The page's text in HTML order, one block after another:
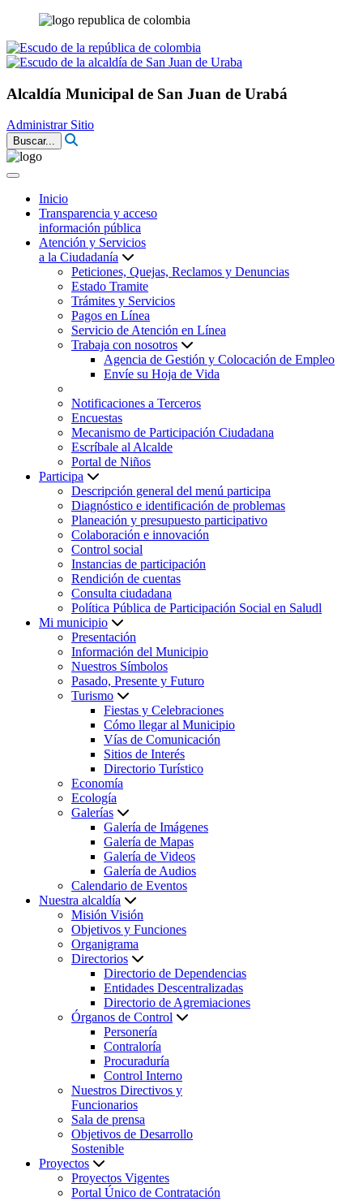
Alcaldía Municipal de San Juan de Urabá
Administrar Sitio
Buscar...
Inicio
Transparencia y acceso
información pública
Atención y Servicios
a la Ciudadanía
Peticiones, Quejas, Reclamos y Denuncias
Estado Tramite
Trámites y Servicios
Pagos en Línea
Servicio de Atención en Línea
Trabaja con nosotros
Agencia de Gestión y Colocación de Empleo
Envíe su Hoja de Vida
Notificaciones a Terceros
Encuestas
Mecanismo de Participación Ciudadana
Escríbale al Alcalde
Portal de Niños
Participa
Descripción general del menú participa
Diagnóstico e identificación de problemas
Planeación y presupuesto participativo
Colaboración e innovación
Control social
Instancias de participación
Rendición de cuentas
Consulta ciudadana
Política Pública de Participación Social en Saludl
Mi municipio
Presentación
Información del Municipio
Nuestros Símbolos
Pasado, Presente y Futuro
Turismo
Fiestas y Celebraciones
Cómo llegar al Municipio
Vías de Comunicación
Sitios de Interés
Directorio Turístico
Economía
Ecología
Galerías
Galería de Imágenes
Galería de Mapas
Galería de Videos
Galería de Audios
Calendario de Eventos
Nuestra alcaldía
Misión Visión
Objetivos y Funciones
Organigrama
Directorios
Directorio de Dependencias
Entidades Descentralizadas
Directorio de Agremiaciones
Órganos de Control
Personería
Contraloría
Procuraduría
Control Interno
Nuestros Directivos y
Funcionarios
Sala de prensa
Objetivos de Desarrollo
Sostenible
Proyectos
Proyectos Vigentes
Portal Único de Contratación